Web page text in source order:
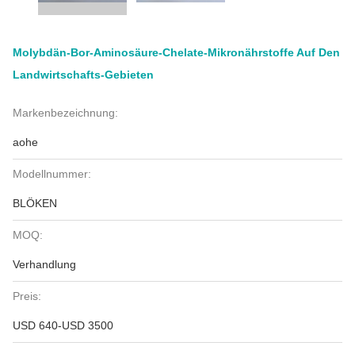
Molybdän-Bor-Aminosäure-Chelate-Mikronährstoffe Auf Den
Landwirtschafts-Gebieten
Markenbezeichnung:
aohe
Modellnummer:
BLÖKEN
MOQ:
Verhandlung
Preis:
USD 640-USD 3500